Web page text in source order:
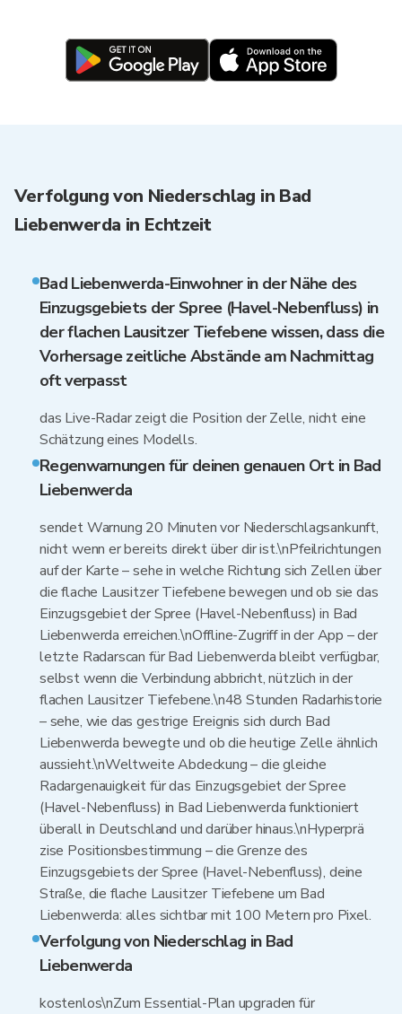
Verfolgung von Niederschlag in Bad
Liebenwerda in Echtzeit
Bad Liebenwerda-Einwohner in der Nähe des
Einzugsgebiets der Spree (Havel-Nebenfluss) in
der flachen Lausitzer Tiefebene wissen, dass die
Vorhersage zeitliche Abstände am Nachmittag
oft verpasst
das Live-Radar zeigt die Position der Zelle, nicht eine
Schätzung eines Modells.
Regenwarnungen für deinen genauen Ort in Bad
Liebenwerda
sendet Warnung 20 Minuten vor Niederschlagsankunft,
nicht wenn er bereits direkt über dir ist.\nPfeilrichtungen
auf der Karte – sehe in welche Richtung sich Zellen über
die flache Lausitzer Tiefebene bewegen und ob sie das
Einzugsgebiet der Spree (Havel-Nebenfluss) in Bad
Liebenwerda erreichen.\nOffline-Zugriff in der App – der
letzte Radarscan für Bad Liebenwerda bleibt verfügbar,
selbst wenn die Verbindung abbricht, nützlich in der
flachen Lausitzer Tiefebene.\n48 Stunden Radarhistorie
– sehe, wie das gestrige Ereignis sich durch Bad
Liebenwerda bewegte und ob die heutige Zelle ähnlich
aussieht.\nWeltweite Abdeckung – die gleiche
Radargenauigkeit für das Einzugsgebiet der Spree
(Havel-Nebenfluss) in Bad Liebenwerda funktioniert
überall in Deutschland und darüber hinaus.\nHyperprä​
zise Positionsbestimmung – die Grenze des
Einzugsgebiets der Spree (Havel-Nebenfluss), deine
Straße, die flache Lausitzer Tiefebene um Bad
Liebenwerda: alles sichtbar mit 100 Metern pro Pixel.
Verfolgung von Niederschlag in Bad
Liebenwerda
kostenlos\nZum Essential-Plan upgraden für